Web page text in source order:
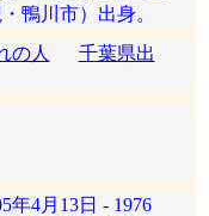
鴨川市）出身。
の人
千葉県出
年4月13日 - 1976